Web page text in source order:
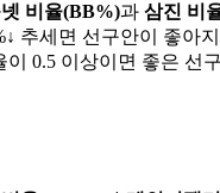
비율(BB%)과 삼진 비
추세면 선구안이 좋아
이 0.5 이상이면 좋은 선